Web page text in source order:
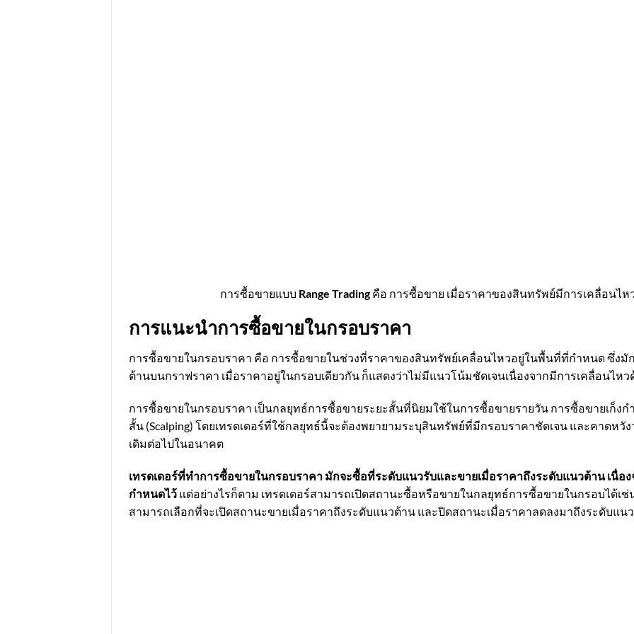
การซื้อขายแบบ Range Tradingคือ การซื้อขาย เมื่อราคาของสินทรัพย์มีการเคลื่อนไ
การแนะนำการซื้อขายในกรอบราคา
การซื้อขายในกรอบราคา คือ การซื้อขายในช่วงที่ราคาของสินทรัพย์เคลื่อนไหวอยู่ในพื้นที่ที่กำหนด ซึ่ง
ต้านบนกราฟราคา เมื่อราคาอยู่ในกรอบเดียวกัน ก็แสดงว่าไม่มีแนวโน้มชัดเจนเนื่องจากมีการเคลื่อนไห
การซื้อขายในกรอบราคา เป็นกลยุทธ์การซื้อขายระยะสั้นที่นิยมใช้ในการซื้อขายรายวัน การซื้อขายเก็งก
สั้น (Scalping) โดยเทรดเดอร์ที่ใช้กลยุทธ์นี้จะต้องพยายามระบุสินทรัพย์ที่มีกรอบราคาชัดเจน และคาดหวั
เดิมต่อไปในอนาคต
เทรดเดอร์ที่ทำการซื้อขายในกรอบราคา มักจะซื้อที่ระดับแนวรับและขายเมื่อราคาถึงระดับแนวต้าน เนื่อ
กำหนดไว้แต่อย่างไรก็ตาม เทรดเดอร์สามารถเปิดสถานะซื้อหรือขายในกลยุทธ์การซื้อขายในกรอบได้เช่
สามารถเลือกที่จะเปิดสถานะขายเมื่อราคาถึงระดับแนวต้าน และปิดสถานะเมื่อราคาลดลงมาถึงระดับแน